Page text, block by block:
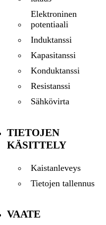
Elektroninen
potentiaali
Induktanssi
Kapasitanssi
Konduktanssi
Resistanssi
Sähkövirta
TIETOJEN
KÄSITTELY
Kaistanleveys
Tietojen tallennus
VAATE